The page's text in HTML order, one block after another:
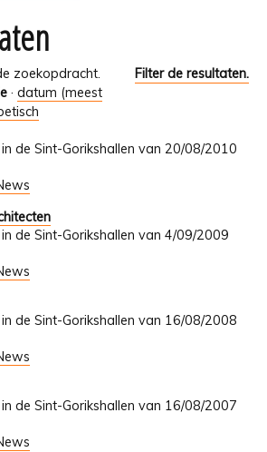
zoekopdracht.
Filter de resultaten.
· datum (meest
de Sint-Gorikshallen van 20/08/2010
de Sint-Gorikshallen van 4/09/2009
de Sint-Gorikshallen van 16/08/2008
de Sint-Gorikshallen van 16/08/2007